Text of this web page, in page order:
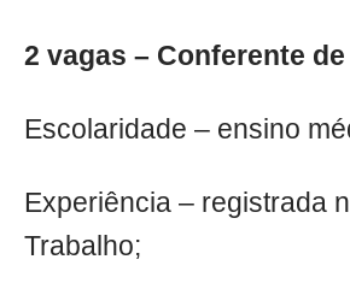
2 vagas – Conferente
Escolaridade – ensino
Experiência – registrada
Trabalho;